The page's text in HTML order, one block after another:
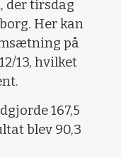
der tirsdag
Her kan
på
13, hvilket
167,5
blev 90,3